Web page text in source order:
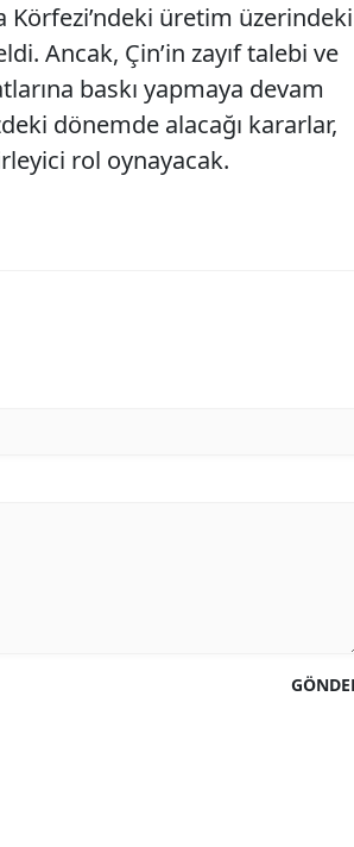
Körfezi’ndeki üretim üzerindeki
Ancak, Çin’in zayıf talebi ve
baskı yapmaya devam
dönemde alacağı kararlar,
rol oynayacak.